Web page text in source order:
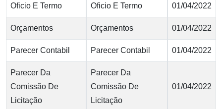
Oficio E Termo Oficio E Termo 01/04/2022
Orçamentos Orçamentos 01/04/2022
Parecer Contabil Parecer Contabil 01/04/2022
Parecer Da
Comissão De
Licitação
Parecer Da
Comissão De
Licitação
01/04/2022